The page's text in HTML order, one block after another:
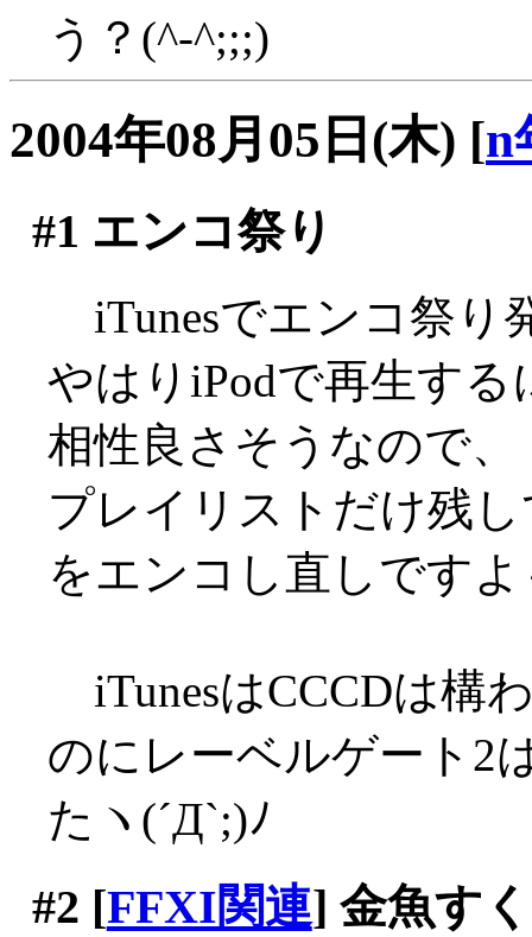
う？(^-^;;;)
2004年08月05日(木) [n
#1 エンコ祭り
iTunesでエンコ祭り
やはりiPodで再生する
相性良さそうなので、
プレイリストだけ残
をエンコし直しです
iTunesはCCCDは構
のにレーベルゲート2
たヽ(´Д`;)ﾉ
#2 [FFXI関連] 金魚す